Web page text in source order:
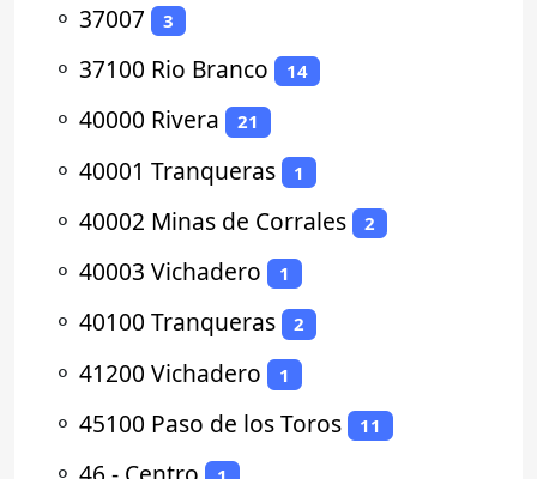
⚬ 37007 3
⚬ 37100 Rio Branco 14
⚬ 40000 Rivera 21
⚬ 40001 Tranqueras 1
⚬ 40002 Minas de Corrales 2
⚬ 40003 Vichadero 1
⚬ 40100 Tranqueras 2
⚬ 41200 Vichadero 1
⚬ 45100 Paso de los Toros 11